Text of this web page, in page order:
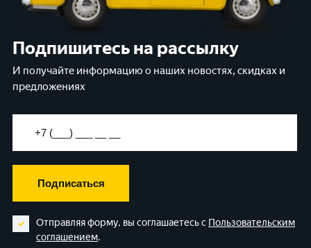
Подпишитесь на рассылку
И получайте информацию о наших новостях, скидках и
предложениях
Подписаться
Отправляя форму, вы соглашаетесь с Пользовательским
соглашением.